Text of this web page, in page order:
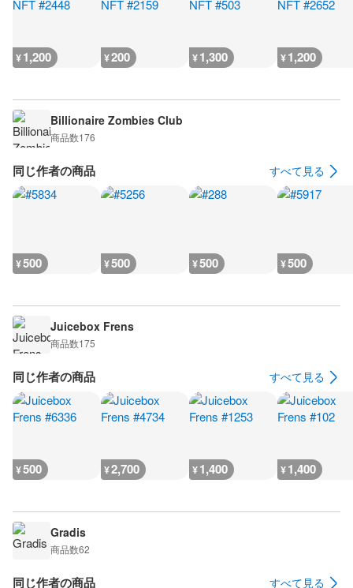
¥1,200 ¥200 ¥1,300 ¥1,200
Billionaire Zombies Club
商品数176
同じ作者の商品 すべて見る
¥500 ¥500 ¥500 ¥500
Juicebox Frens
商品数175
同じ作者の商品 すべて見る
¥500 ¥2,700 ¥1,400 ¥1,400
Gradis
商品数62
同じ作者の商品 すべて見る